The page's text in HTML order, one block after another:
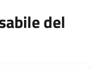
del